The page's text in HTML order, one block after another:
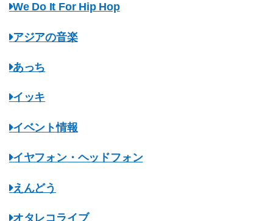
We Do It For Hip Hop
アジアの音楽
あっち
イッキ
イベント情報
イヤフォン・ヘッドフォン
えんどう
オタレコライブ